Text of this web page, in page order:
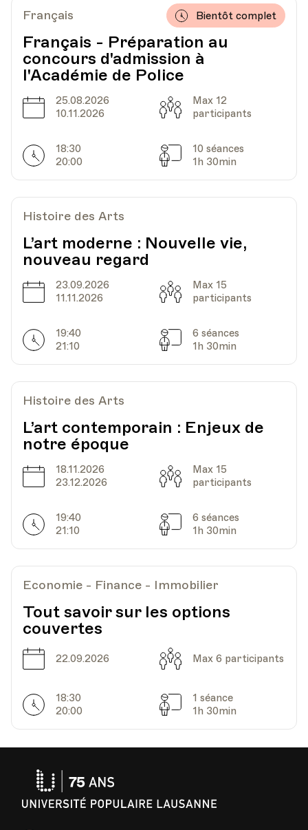
Av. de Cour 33
Date15.11.2021 Heure
Lieu
HEP - Haute Ecole Pédagogique
1005, Lausanne
Lieu1005, Lausanne
Av. de Cour 33
Français
Français - Préparation au
concours d'admission à
l'Académie de Police
Bientôt complet
Date
25.08.2026
10.11.2026
Capacité
Max 12
participants
Horarires
18:30
20:00
Séances
10 séances
1h 30min
Histoire des Arts
L’art moderne : Nouvelle vie,
nouveau regard
Date
23.09.2026
11.11.2026
Capacité
Max 15
participants
Horarires
19:40
21:10
Séances
6 séances
1h 30min
Histoire des Arts
L’art contemporain : Enjeux de
notre époque
Date
18.11.2026
23.12.2026
Capacité
Max 15
participants
Horarires
19:40
21:10
Séances
6 séances
1h 30min
Economie - Finance - Immobilier
Tout savoir sur les options
couvertes
Date
22.09.2026 Capacité
Max 6 participants
Horarires
18:30
20:00
Séances
1 séance
1h 30min